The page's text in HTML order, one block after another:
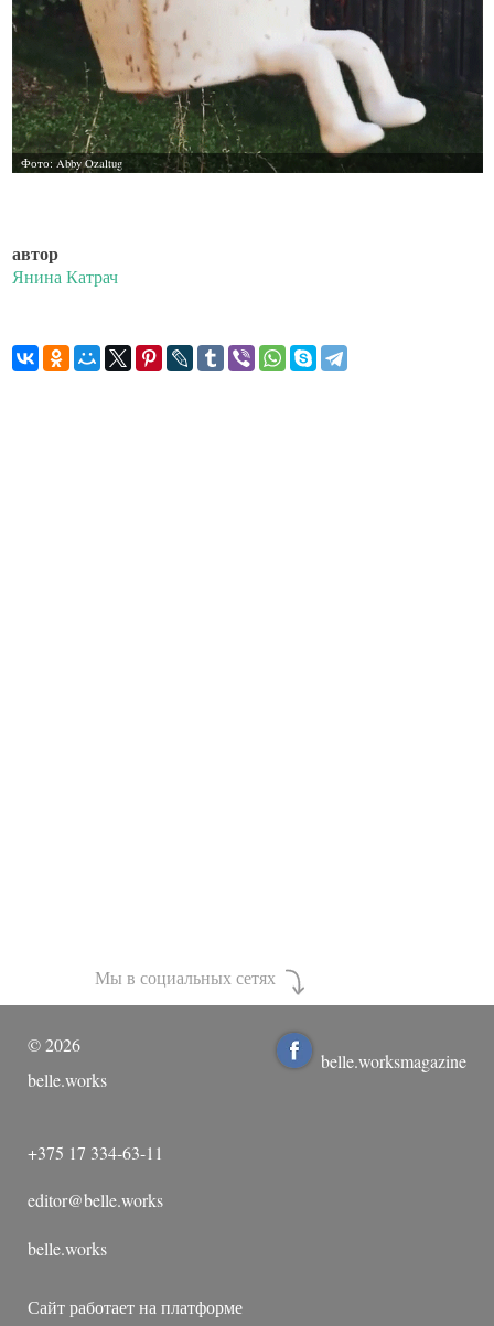
автор
Янина Катрач
©2026
belle.works
+375 17 334-63-11
editor@belle.works
belle.works
Сайт работает на платформе
Мы в социальных сетях
belle.worksmagazine